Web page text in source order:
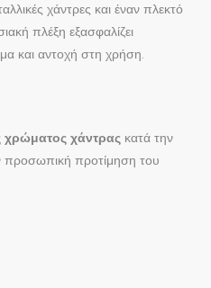
χάντρες και έναν πλεκτό
πλέξη εξασφαλίζει
και αντοχή στη χρήση.
χρώματος χάντρας κατά την
προσωπική προτίμηση του